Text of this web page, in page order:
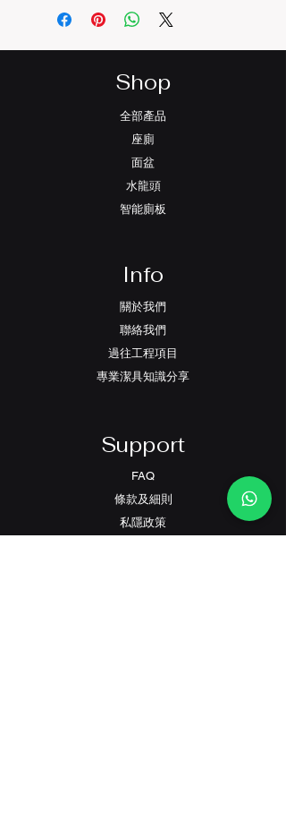
顏色：玫瑰金
電鍍：鍍鉻
Shop
全部產品
座廁
面盆
水龍頭
智能廁板
Info
關於我們
聯絡我們
過往工程項目
專業潔具知識分享
Support
FAQ
條款及細則
​私隱政策